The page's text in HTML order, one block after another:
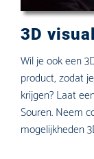
3D
Wil je ook een
product, zodat
krijgen? Laat
Souren. Neem
mogelijkheden